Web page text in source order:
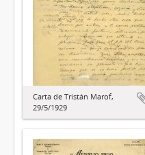
Carta de Tristán Marof,
29/5/1929